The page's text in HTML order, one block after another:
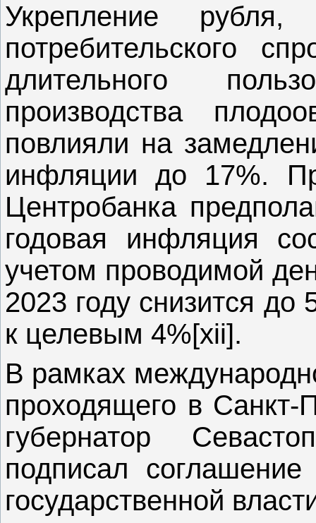
Укрепление рубля,
потребительского
длительного
производства
повлияли на
инфляции до 17%.
Центробанка
годовая инфляция
учетом проводимой
2023 году снизится до
к целевым 4%[xii].
В рамках
проходящего в
губернатор
подписал
государственной